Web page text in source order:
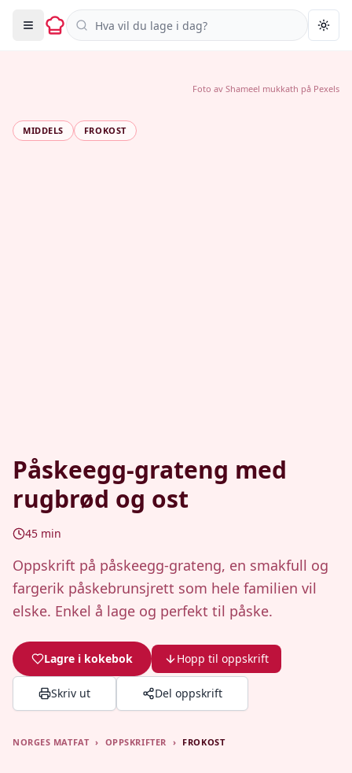
Søk i oppskrifter
MIDDELS FROKOST
Påskeegg-grateng med
rugbrød og ost
45 min
Oppskrift på påskeegg-grateng, en smakfull og
fargerik påskebrunsjrett som hele familien vil
elske. Enkel å lage og perfekt til påske.
Lagre i kokebok Hopp til oppskrift
Skriv ut Del oppskrift
Foto av Shameel mukkath på Pexels
NORGES MATFAT › OPPSKRIFTER › FROKOST